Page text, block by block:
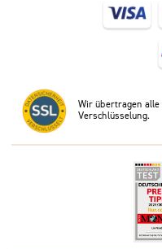
Wir übertragen alle
Verschlüsselung.